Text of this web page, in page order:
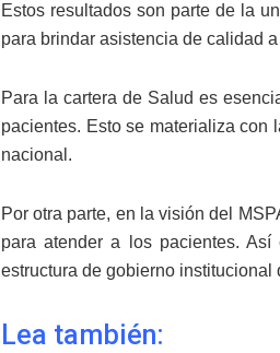
Estos resultados son parte de la
para brindar asistencia de calidad
Para la cartera de Salud es
pacientes. Esto se materializa con
nacional.
Por otra parte, en la visión del
para atender a los pacientes.
estructura de gobierno
Lea también: